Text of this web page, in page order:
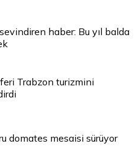
haber: Bu yıl balda
Trabzon turizmini
domates mesaisi sürüyor